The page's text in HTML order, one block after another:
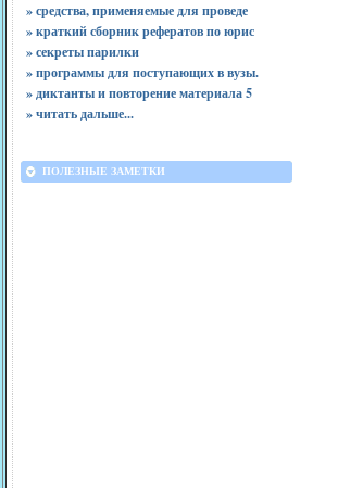
» средства, применяемые для проведе
» краткий сборник рефератов по юрис
» секреты парилки
» программы для поступающих в вузы.
» диктанты и повторение материала 5
»читать дальше...
ПОЛЕЗНЫЕ ЗАМЕТКИ